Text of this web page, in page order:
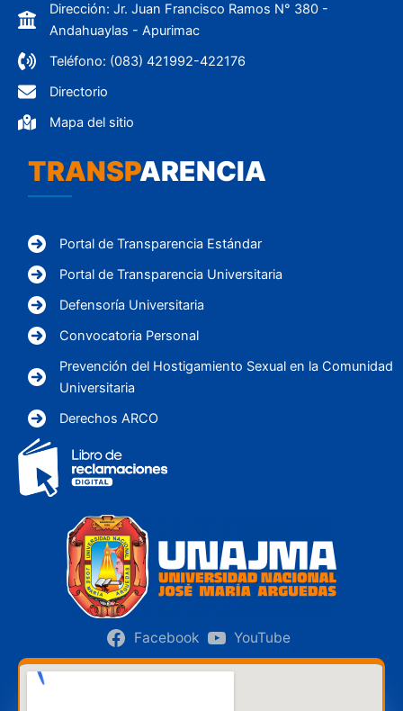
Dirección: Jr. Juan Francisco Ramos N° 380 -
Andahuaylas - Apurimac
Teléfono: (083) 421992-422176
Directorio
Mapa del sitio
TRANSPARENCIA
Portal de Transparencia Estándar
Portal de Transparencia Universitaria
Defensoría Universitaria
Convocatoria Personal
Prevención del Hostigamiento Sexual en la Comunidad
Universitaria
Derechos ARCO
Facebook YouTube